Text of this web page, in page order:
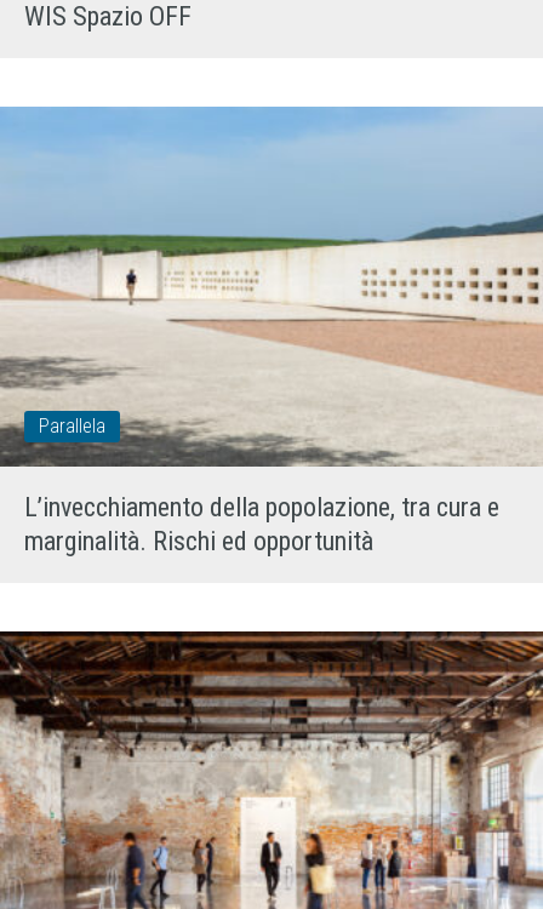
WIS Spazio OFF
Parallela
L’invecchiamento della popolazione, tra cura e
marginalità. Rischi ed opportunità